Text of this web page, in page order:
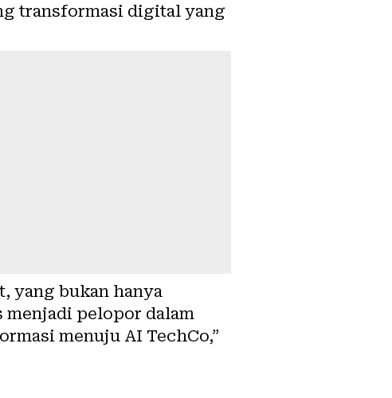
transformasi digital yang
yang bukan hanya
pelopor dalam
menuju AI TechCo,”